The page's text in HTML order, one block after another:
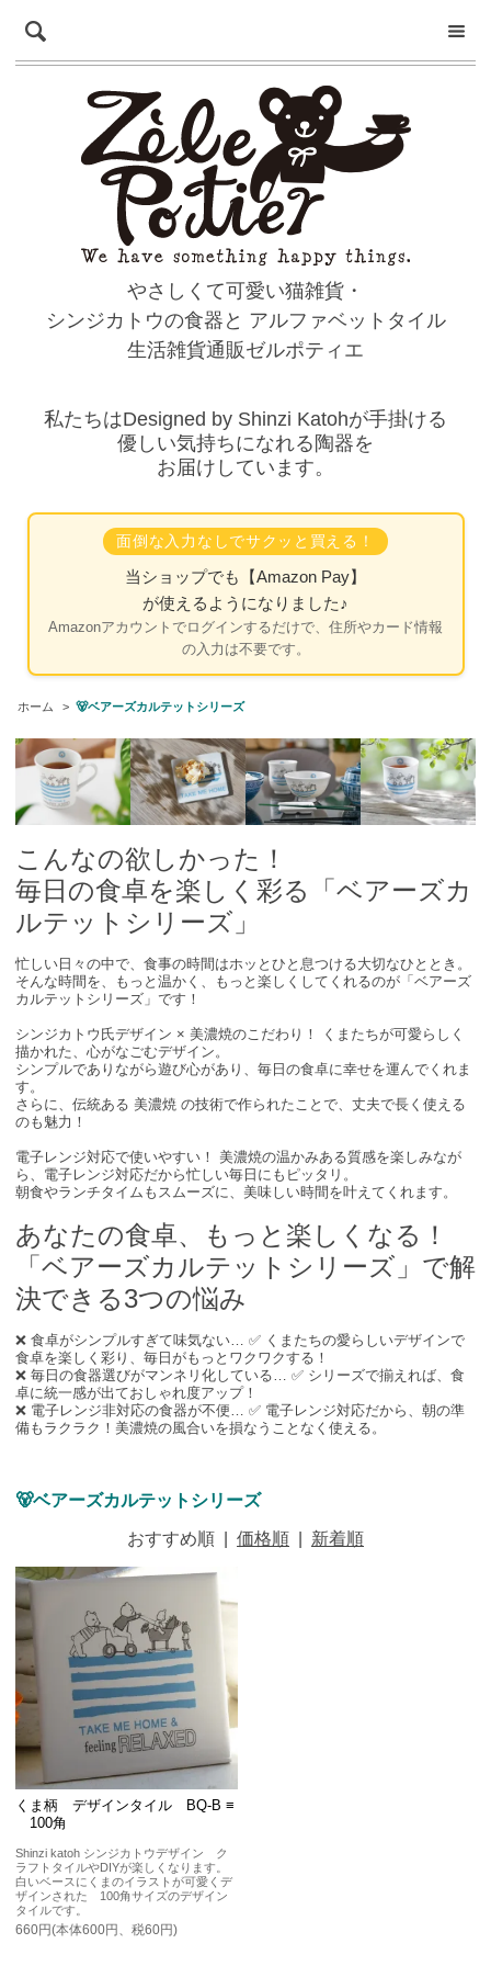
やさしくて可愛い猫雑貨・
シンジカトウの食器と アルファベットタイル
生活雑貨通販ゼルポティエ
私たちはDesigned by Shinzi Katohが手掛ける
優しい気持ちになれる陶器を
お届けしています。
面倒な入力なしでサクッと買える！
当ショップでも
【Amazon Pay】
が使えるようになりました♪
Amazonアカウントでログインするだけで、住所やカード情報
の入力は不要です。
ホーム > 🐻ベアーズカルテットシリーズ
こんなの欲しかった！
毎日の食卓を楽しく彩る「ベアーズカ
ルテットシリーズ」
忙しい日々の中で、食事の時間はホッとひと息つける大切なひととき。
そんな時間を、もっと温かく、もっと楽しくしてくれるのが「ベアーズ
カルテットシリーズ」です！
シンジカトウ氏デザイン × 美濃焼のこだわり！ くまたちが可愛らしく
描かれた、心がなごむデザイン。
シンプルでありながら遊び心があり、毎日の食卓に幸せを運んでくれま
す。
さらに、伝統ある 美濃焼 の技術で作られたことで、丈夫で長く使える
のも魅力！
電子レンジ対応で使いやすい！ 美濃焼の温かみある質感を楽しみなが
ら、電子レンジ対応だから忙しい毎日にもピッタリ。
朝食やランチタイムもスムーズに、美味しい時間を叶えてくれます。
あなたの食卓、もっと楽しくなる！
「ベアーズカルテットシリーズ」で解
決できる3つの悩み
❌ 食卓がシンプルすぎて味気ない… ✅ くまたちの愛らしいデザインで
食卓を楽しく彩り、毎日がもっとワクワクする！
❌ 毎日の食器選びがマンネリ化している… ✅ シリーズで揃えれば、食
卓に統一感が出ておしゃれ度アップ！
❌ 電子レンジ非対応の食器が不便… ✅ 電子レンジ対応だから、朝の準
備もラクラク！美濃焼の風合いを損なうことなく使える。
🐻ベアーズカルテットシリーズ
おすすめ順 価格順 新着順
くま柄 デザインタイル BQ-B ≡
100角
Shinzi katoh シンジカトウデザイン ク
ラフトタイルやDIYが楽しくなります。
白いベースにくまのイラストが可愛くデ
ザインされた 100角サイズのデザイン
タイルです。
660円(本体600円、税60円)